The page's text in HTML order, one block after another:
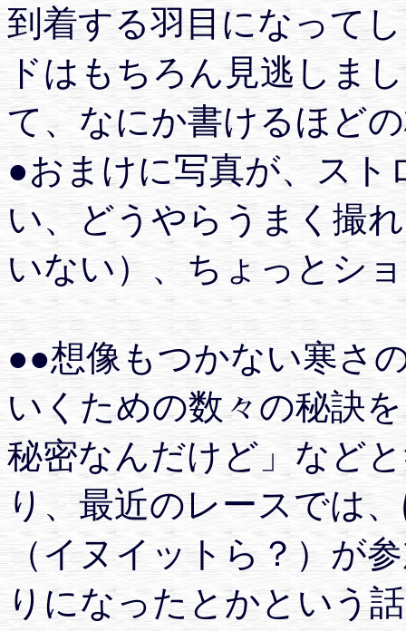
到着する羽目になって
ドはもちろん見逃しま
て、なにか書けるほど
●おまけに写真が、ス
い、どうやらうまく撮
いない）、ちょっとシ
●●想像もつかない寒さ
いくための数々の秘訣
秘密なんだけど」など
り、最近のレースでは
（イヌイットら？）が
りになったとかという